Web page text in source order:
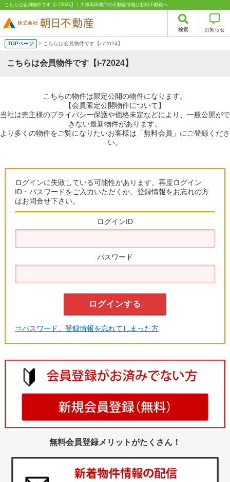
こちらは会員物件です【i-72024】｜大和高田専門の不動産情報は朝日不動産へ
検索 お知らせ
TOPページ > こちらは会員物件です【i-72024】
こちらは会員物件です【i-72024】
こちらの物件は限定公開の物件になります。
【会員限定公開物件について】
当社は売主様のプライバシー保護や価格未定などにより、一般公開がで
きない最新物件があります。
より多くの物件をご覧になりたいお客様は「無料会員」にご登録くださ
い。
ログインに失敗している可能性があります。再度ログイン
ID・パスワードをご入力いただくか、登録情報をお忘れの方
はお問合せ下さい。
ログインID
パスワード
⇒パスワード、登録情報を忘れてしまった方
無料会員登録メリットがたくさん！